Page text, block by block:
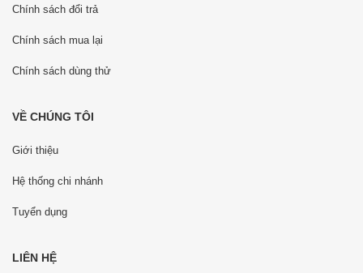
Chính sách đổi trả
Chính sách mua lại
Chính sách dùng thử
VỀ CHÚNG TÔI
Giới thiệu
Hệ thống chi nhánh
Tuyển dụng
LIÊN HỆ